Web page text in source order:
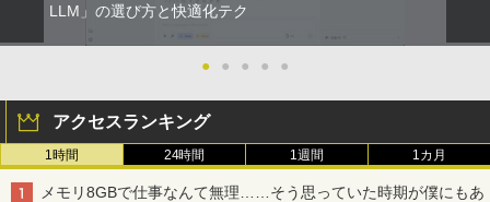
LLM」の選び方と快適化テク
● ● ● ● ●
アクセスランキング
1時間 24時間 1週間 1カ月
メモリ8GBで仕事なんて無理……そう思っていた時期が僕にもあ